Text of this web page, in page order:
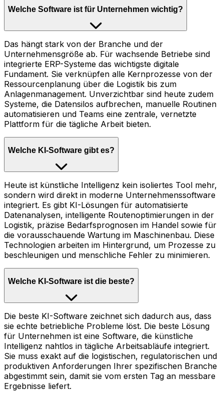
Welche Software ist für Unternehmen wichtig?
Das hängt stark von der Branche und der
Unternehmensgröße ab. Für wachsende Betriebe sind
integrierte ERP-Systeme das wichtigste digitale
Fundament. Sie verknüpfen alle Kernprozesse von der
Ressourcenplanung über die Logistik bis zum
Anlagenmanagement. Unverzichtbar sind heute zudem
Systeme, die Datensilos aufbrechen, manuelle Routinen
automatisieren und Teams eine zentrale, vernetzte
Plattform für die tägliche Arbeit bieten.
Welche KI-Software gibt es?
Heute ist künstliche Intelligenz kein isoliertes Tool mehr,
sondern wird direkt in moderne Unternehmenssoftware
integriert. Es gibt KI-Lösungen für automatisierte
Datenanalysen, intelligente Routenoptimierungen in der
Logistik, präzise Bedarfsprognosen im Handel sowie für
die vorausschauende Wartung im Maschinenbau. Diese
Technologien arbeiten im Hintergrund, um Prozesse zu
beschleunigen und menschliche Fehler zu minimieren.
Welche KI-Software ist die beste?
Die beste KI-Software zeichnet sich dadurch aus, dass
sie echte betriebliche Probleme löst. Die beste Lösung
für Unternehmen ist eine Software, die künstliche
Intelligenz nahtlos in tägliche Arbeitsabläufe integriert.
Sie muss exakt auf die logistischen, regulatorischen und
produktiven Anforderungen Ihrer spezifischen Branche
abgestimmt sein, damit sie vom ersten Tag an messbare
Ergebnisse liefert.